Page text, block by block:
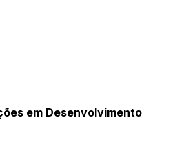
em Desenvolvimento